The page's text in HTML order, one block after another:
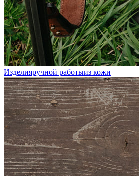
Изделияручной работыиз кожи